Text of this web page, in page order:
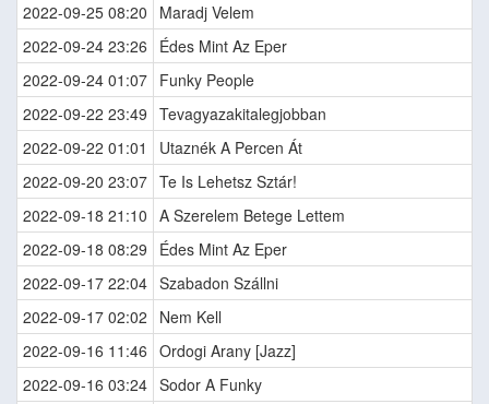
2022-09-25 08:20
Maradj Velem
2022-09-24 23:26
Édes Mint Az Eper
2022-09-24 01:07 Funky People
2022-09-22 23:49 Tevagyazakitalegjobban
2022-09-22 01:01
Utaznék A Percen Át
2022-09-20 23:07 Te Is Lehetsz Sztár!
2022-09-18 21:10 A Szerelem Betege Lettem
2022-09-18 08:29
Édes Mint Az Eper
2022-09-17 22:04 Szabadon Szállni
2022-09-17 02:02
Nem Kell
2022-09-16 11:46 Ordogi Arany [Jazz]
2022-09-16 03:24 Sodor A Funky